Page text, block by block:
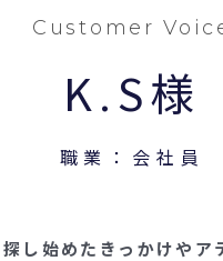
Customer
K.S様
職業：会社員
し始めたきっかけやア